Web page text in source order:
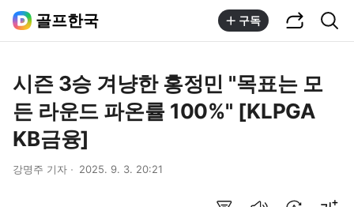
골프한국 구독
시즌 3승 겨냥한 홍정민 "목표는 모
든 라운드 파온률 100%" [KLPGA
KB금융]
강명주 기자 2025. 9. 3. 20:21